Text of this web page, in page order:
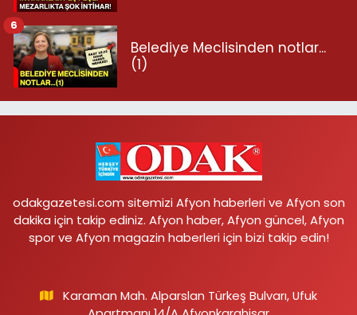
Belediye Meclisinden notlar...
(1)
6
odakgazetesi.com sitemizi Afyon haberleri ve Afyon son
dakika için takip ediniz. Afyon haber, Afyon güncel, Afyon
spor ve Afyon magazin haberleri için bizi takip edin!
Karaman Mah. Alparslan Türkeş Bulvarı, Ufuk